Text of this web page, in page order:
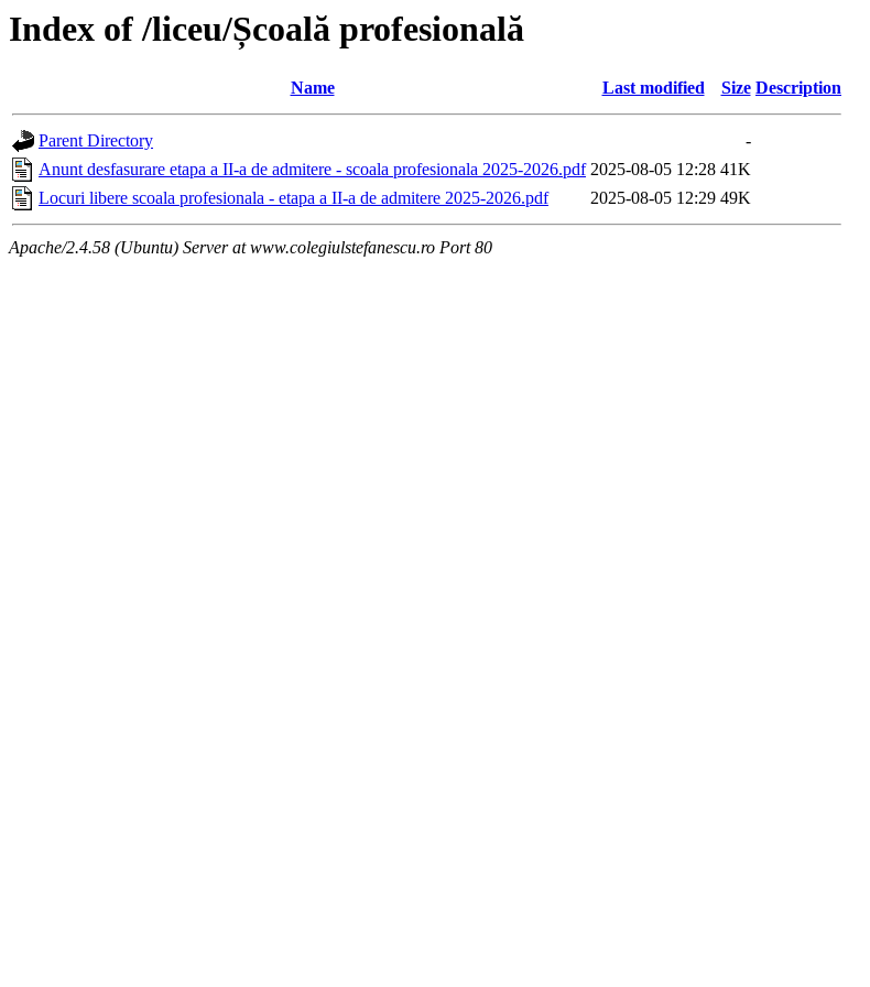
Index of /liceu/Școală profesională
Name Last modified Size Description
Parent Directory
-
Anunt desfasurare etapa a II-a de admitere - scoala profesionala 2025-2026.pdf 2025-08-05 12:28 41K
Locuri libere scoala profesionala - etapa a II-a de admitere 2025-2026.pdf
2025-08-05 12:29 49K
Apache/2.4.58 (Ubuntu) Server at www.colegiulstefanescu.ro Port 80